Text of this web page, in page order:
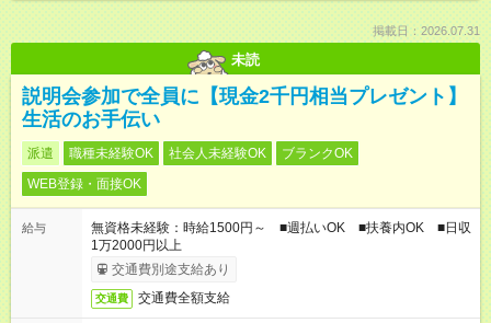
掲載日：2026.07.31
未読
説明会参加で全員に【現金2千円相当プレゼント】
生活のお手伝い
派遣 職種未経験OK 社会人未経験OK
ブランクOK
WEB登録・面接OK
給与
無資格未経験：時給1500円～ ■週払いOK ■扶養内OK ■日収
1万2000円以上
交通費別途支給あり
交通費 交通費全額支給